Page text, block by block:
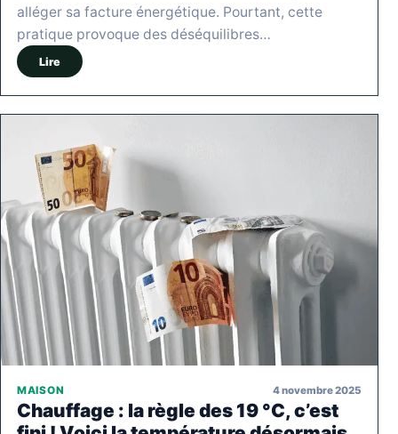
alléger sa facture énergétique. Pourtant, cette
pratique provoque des déséquilibres…
Lire
MAISON 4 novembre 2025
Chauffage : la règle des 19 °C, c’est